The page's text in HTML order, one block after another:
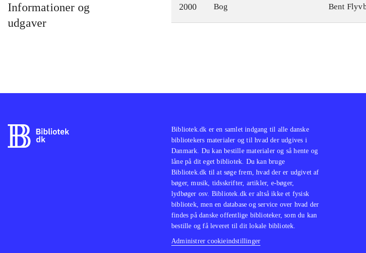
Informationer og
udgaver
2000 Bog Bent
Bibliotek.dk er en samlet indgang til alle danske
bibliotekers materialer og til hvad der udgives i
Danmark. Du kan bestille materialer og så hente og
låne på dit eget bibliotek. Du kan bruge
Bibliotek.dk til at søge frem, hvad der er udgivet af
bøger, musik, tidsskrifter, artikler, e-bøger,
lydbøger osv. Bibliotek.dk er altså ikke et fysisk
bibliotek, men en database og service over hvad der
findes på danske offentlige biblioteker, som du kan
bestille og få leveret til dit lokale bibliotek.
Administrer cookieindstillinger